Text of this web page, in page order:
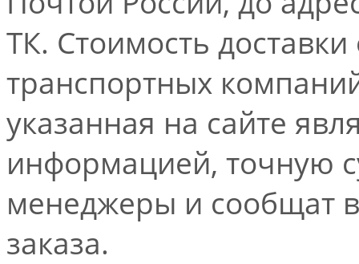
ТК. Стоимость
транспортных
указанная на сайте
информацией, точную
менеджеры и сообщат
заказа.